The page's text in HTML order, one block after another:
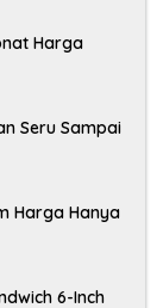
Harga
Seru Sampai
Harga Hanya
6-Inch